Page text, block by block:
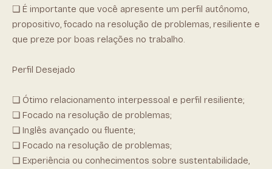
❏ É importante que você apresente um perfil autônomo,
propositivo, focado na resolução de problemas, resiliente e
que preze por boas relações no trabalho.
Perfil Desejado
❏ Ótimo relacionamento interpessoal e perfil resiliente;
❏ Focado na resolução de problemas;
❏ Inglês avançado ou fluente;
❏ Focado na resolução de problemas;
❏ Experiência ou conhecimentos sobre sustentabilidade,